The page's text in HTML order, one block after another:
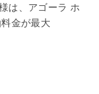
は、アゴーラ ホ
金が最大